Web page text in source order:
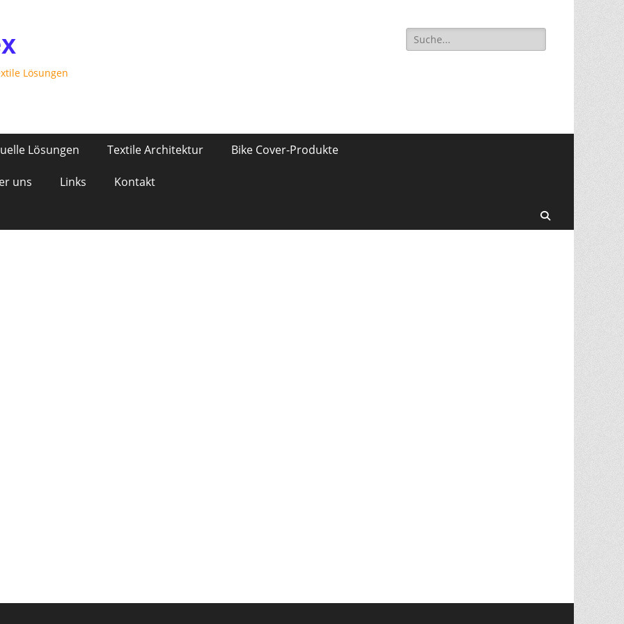
Lösungen
Suche
für:
Lösungen Textile Architektur Bike Cover-Produkte
uns Links Kontakt